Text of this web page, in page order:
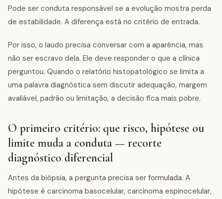
Pode ser conduta responsável se a evolução mostra perda
de estabilidade. A diferença está no critério de entrada.
Por isso, o laudo precisa conversar com a aparência, mas
não ser escravo dela. Ele deve responder o que a clínica
perguntou. Quando o relatório histopatológico se limita a
uma palavra diagnóstica sem discutir adequação, margem
avaliável, padrão ou limitação, a decisão fica mais pobre.
O primeiro critério: que risco, hipótese ou
limite muda a conduta — recorte
diagnóstico diferencial
Antes da biópsia, a pergunta precisa ser formulada. A
hipótese é carcinoma basocelular, carcinoma espinocelular,